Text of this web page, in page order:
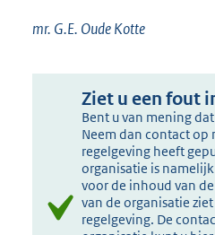
mr. G.E. Oude Kotte
Ziet u een fout
Bent u van mening
Neem dan contact op
regelgeving heeft
organisatie is
voor de inhoud van
van de organisatie
regelgeving. De